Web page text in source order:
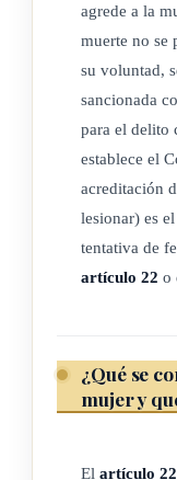
Quienes, en el
conocer de
cualquiera de sus
y eficazmente,
derechos humanos
podrán incurrir en
ARTÍCULO 6
No incurrirá en
función pública,
agrede a la
muerte no se
su voluntad,
sancionada
para el delito
establece el
acreditación
lesionar) es
tentativa de
artículo 22 o
¿Qué se
mujer y
El artículo 22